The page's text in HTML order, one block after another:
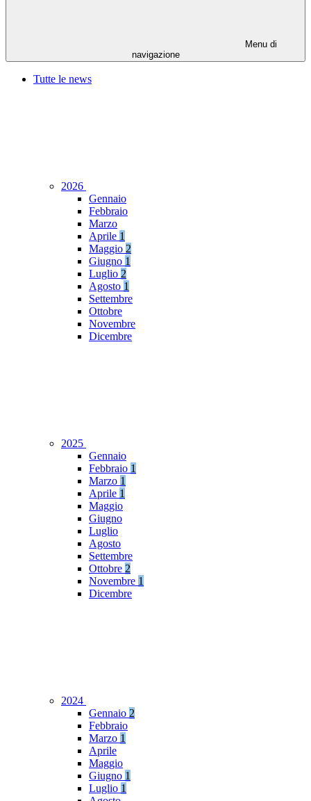
Menu di
navigazione
Tutte le news
2026
Gennaio
Febbraio
Marzo
Aprile 1
Maggio 2
Giugno 1
Luglio 2
Agosto 1
Settembre
Ottobre
Novembre
Dicembre
2025
Gennaio
Febbraio 1
Marzo 1
Aprile 1
Maggio
Giugno
Luglio
Agosto
Settembre
Ottobre 2
Novembre 1
Dicembre
2024
Gennaio 2
Febbraio
Marzo 1
Aprile
Maggio
Giugno 1
Luglio 1